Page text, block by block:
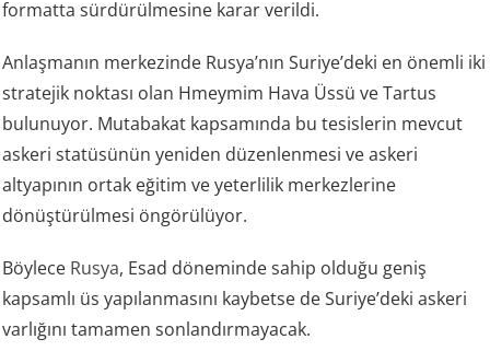
formatta sürdürülmesine karar verildi.
Anlaşmanın merkezinde Rusya’nın Suriye’deki en önemli iki
stratejik noktası olan Hmeymim Hava Üssü ve Tartus
bulunuyor. Mutabakat kapsamında bu tesislerin mevcut
askeri statüsünün yeniden düzenlenmesi ve askeri
altyapının ortak eğitim ve yeterlilik merkezlerine
dönüştürülmesi öngörülüyor.
Böylece Rusya, Esad döneminde sahip olduğu geniş
kapsamlı üs yapılanmasını kaybetse de Suriye’deki askeri
varlığını tamamen sonlandırmayacak.